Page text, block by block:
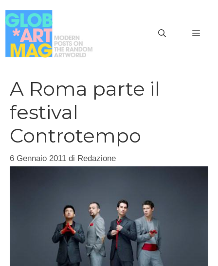
al
contenuto
A Roma parte il
festival
Controtempo
6 Gennaio 2011 di Redazione